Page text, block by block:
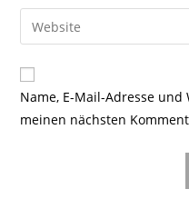
zum
Kommentieren
ein
E-
Mail-
zum
Kommentieren
ein
Gib
deine
Website-
URL
Name, E-Mail-Adresse
meinen nächsten